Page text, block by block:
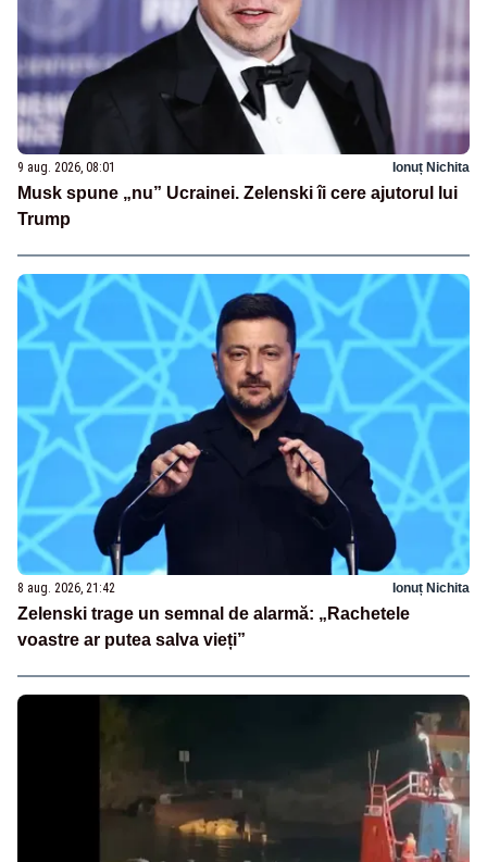
9 aug. 2026, 08:01 Ionuț Nichita
Musk spune „nu” Ucrainei. Zelenski îi cere ajutorul lui
Trump
8 aug. 2026, 21:42 Ionuț Nichita
Zelenski trage un semnal de alarmă: „Rachetele
voastre ar putea salva vieți”